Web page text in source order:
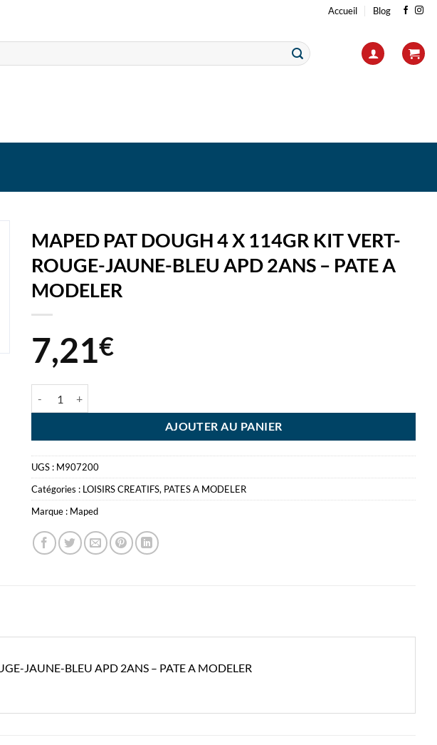
Accueil Blog
MAPED PAT DOUGH 4 X 114GR KIT VERT-
ROUGE-JAUNE-BLEU APD 2ANS – PATE A
MODELER
7,21€
AJOUTER AU PANIER
UGS : M907200
Catégories : LOISIRS CREATIFS, PATES A MODELER
Marque : Maped
JAUNE-BLEU APD 2ANS – PATE A MODELER